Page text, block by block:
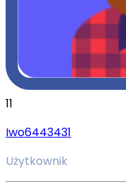
11
Iwo6443431
Użytkownik